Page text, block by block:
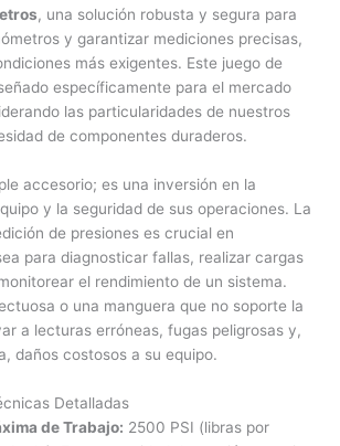
, una solución robusta y segura para
y garantizar mediciones precisas,
más exigentes. Este juego de
específicamente para el mercado
las particularidades de nuestros
de componentes duraderos.
accesorio; es una inversión en la
y la seguridad de sus operaciones. La
de presiones es crucial en
para diagnosticar fallas, realizar cargas
el rendimiento de un sistema.
o una manguera que no soporte la
a lecturas erróneas, fugas peligrosas y,
daños costosos a su equipo.
Detalladas
de Trabajo: 2500 PSI (libras por